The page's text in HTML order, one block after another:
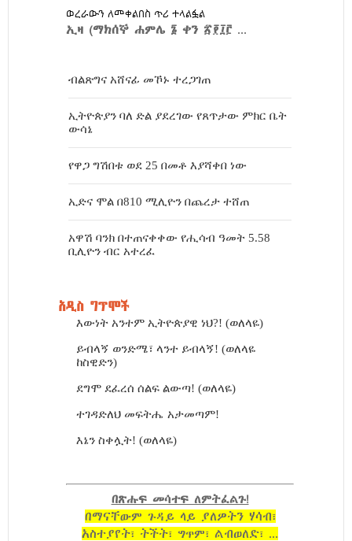
ወረራውን ለመቀልበስ ጥሪ ተላልፏል
ኢዛ (ማክሰኞ ሐምሌ ፮ ቀን ፳፻፲፫...
ብልጽግና አሸናፊ መኾኑ ተረጋገጠ
ኢትዮጵያን ባለ ድል ያደረገው የጸጥታው ምክር ቤት
ውሳኔ
የዋጋ ግሽበቱ ወደ 25 በመቶ እያሻቀበ ነው
ኢድና ሞል በ810 ሚሊዮን በጨረታ ተሸጠ
አዋሽ ባንክ በተጠናቀቀው የሒሳብ ዓመት 5.58
ቢሊዮን ብር አተረፈ
አዲስ ግጥሞች
እውነት አንተም ኢትዮጵያዊ ነህ?! (ወለላዬ)
ይብላኝ ወንድሜ፣ ላንተ ይብላኝ! (ወለላዬ
ከስዊድን)
ደግሞ ደፈረሰ ሰልፍ ልውጣ! (ወለላዬ)
ተገዳድለህ መፍትሔ አታመጣም!
እኔን ስቀሏት! (ወለላዬ)
በጽሑፍ መሳተፍ ለምትፈልጉ!
በማናቸውም ጉዳይ ላይ ያለዎትን ሃሳብ፣
አስተያየት፣ ትችት፣ ግጥም፣ ልብወለድ፣ ...